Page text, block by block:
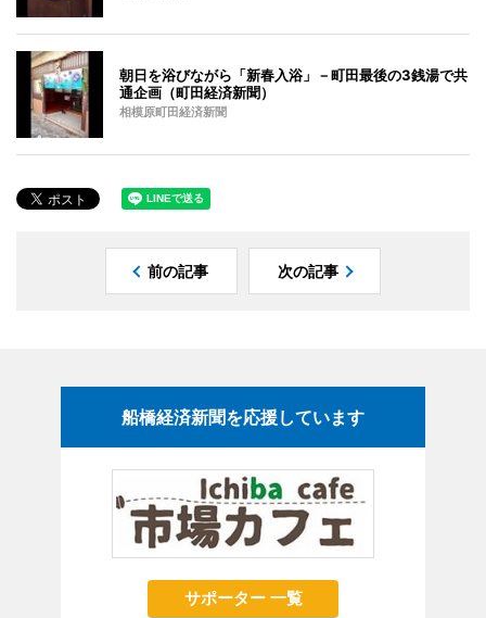
朝日を浴びながら「新春入浴」－町田最後の3銭湯で共
通企画（町田経済新聞）
相模原町田経済新聞
前の記事 次の記事
船橋経済新聞を応援しています
サポーター 一覧